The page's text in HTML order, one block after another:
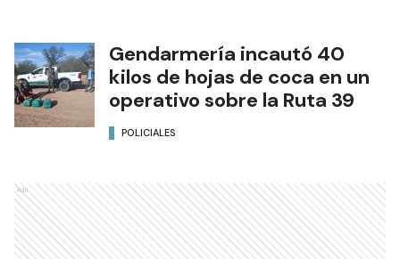
Gendarmería incautó 40
kilos de hojas de coca en un
operativo sobre la Ruta 39
POLICIALES
Ads